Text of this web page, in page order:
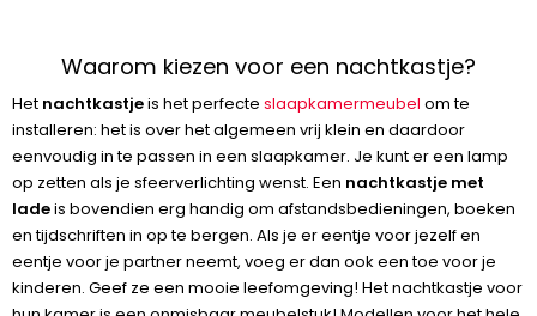
Waarom kiezen voor een nachtkastje?
Het nachtkastjeis het perfecte slaapkamermeubel om te
installeren: het is over het algemeen vrij klein en daardoor
eenvoudig in te passen in een slaapkamer. Je kunt er een lamp
op zetten als je sfeerverlichting wenst. Een nachtkastje met
ladeis bovendien erg handig om afstandsbedieningen, boeken
en tijdschriften in op te bergen. Als je er eentje voor jezelf en
eentje voor je partner neemt, voeg er dan ook een toe voor je
kinderen. Geef ze een mooie leefomgeving! Het nachtkastje voor